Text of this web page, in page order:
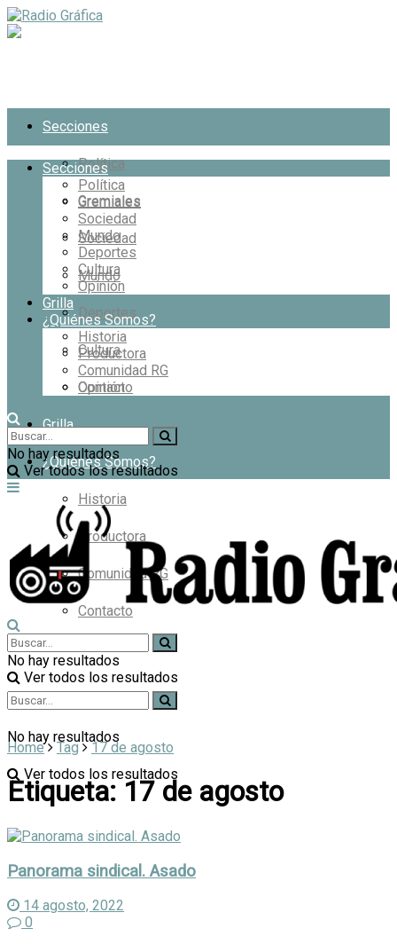
Secciones
Política
Gremiales
Sociedad
Mundo
Deportes
Cultura
Opinión
Grilla
¿Quiénes Somos?
Historia
Productora
Comunidad RG
Contacto
No hay resultados
Ver todos los resultados
Secciones
Política
Gremiales
Sociedad
Mundo
Deportes
Cultura
Opinión
Grilla
¿Quiénes Somos?
Historia
Productora
Comunidad RG
Contacto
No hay resultados
Ver todos los resultados
No hay resultados
Ver todos los resultados
Home Tag 17 de agosto
Etiqueta: 17 de agosto
Panorama sindical. Asado
14 agosto, 2022
0